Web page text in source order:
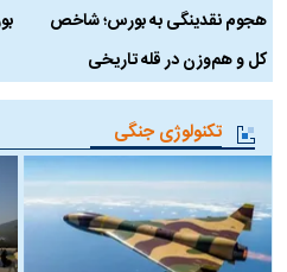
هجوم نقدینگی به بورس؛ شاخص
کل و هم‌وزن در قله تاریخی
تکنولوژی جنگی